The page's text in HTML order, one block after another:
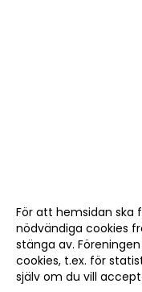
För att hemsidan ska
nödvändiga cookies
stänga av.
cookies, t.ex. för
själv om du vill